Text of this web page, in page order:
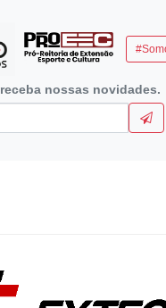
nossas novidades.